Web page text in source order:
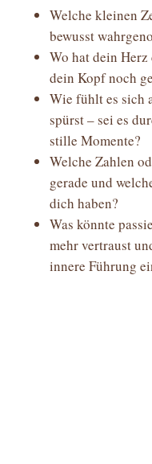
Welche kleinen
bewusst
Wo hat dein
dein Kopf noch
Wie fühlt es sich
spürst – sei es
stille Momente?
Welche Zahlen
gerade und
dich haben?
Was könnte
mehr vertraust
innere Führung